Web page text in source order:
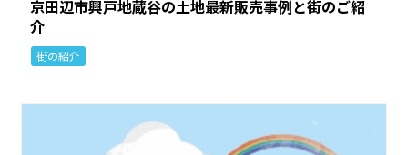
京田辺市興戸地蔵谷の土地最新販売事例と街のご紹
介
街の紹介